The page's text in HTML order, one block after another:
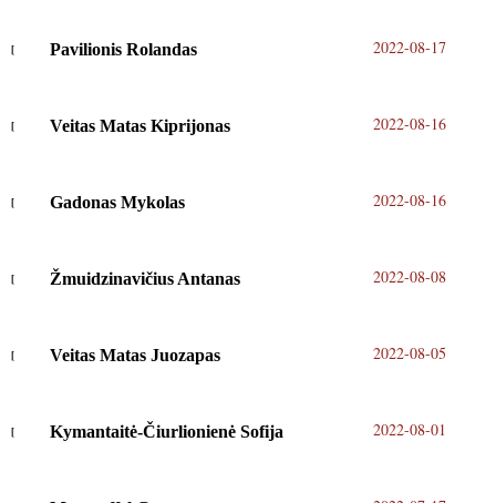
Pavilionis Rolandas 2022-08-17
Veitas Matas Kiprijonas 2022-08-16
Gadonas Mykolas 2022-08-16
Žmuidzinavičius Antanas 2022-08-08
Veitas Matas Juozapas 2022-08-05
Kymantaitė-Čiurlionienė Sofija 2022-08-01